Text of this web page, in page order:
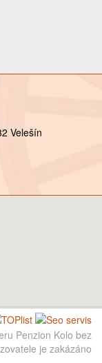
Velešín
Penzion Kolo bez
je zakázáno